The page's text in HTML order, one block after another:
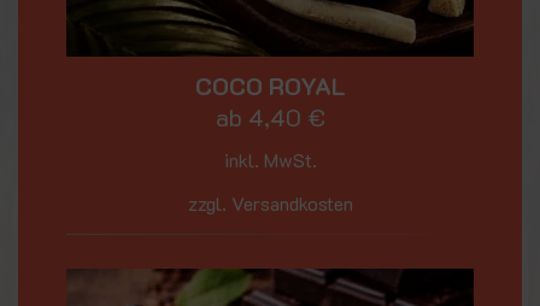
COCO ROYAL
ab 4,40 €
inkl. MwSt.
zzgl. Versandkosten